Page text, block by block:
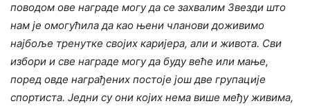
поводом ове награде могу да се захвалим Звезди што
нам је омогућила да као њени чланови доживимо
најбоље тренутке својих каријера, али и живота. Сви
избори и све награде могу да буду веће или мање,
поред овде награђених постоје још две групације
спортиста. Једни су они којих нема више међу живима,